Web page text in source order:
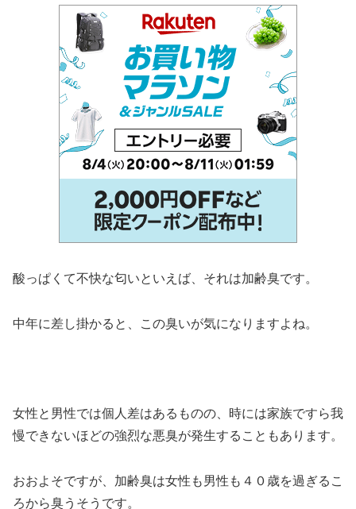
酸っぱくて不快な匂いといえば、それは加齢臭です。
中年に差し掛かると、この臭いが気になりますよね。
女性と男性では個人差はあるものの、時には家族ですら我
慢できないほどの強烈な悪臭が発生することもあります。
おおよそですが、加齢臭は女性も男性も４０歳を過ぎるこ
ろから臭うそうです。